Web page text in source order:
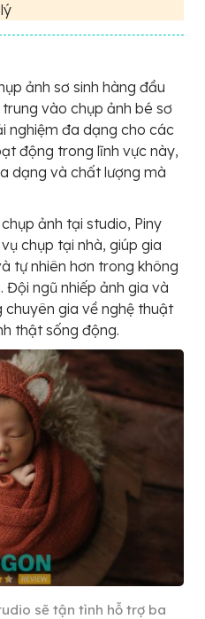
ảnh sơ sinh hàng đầu
vào chụp ảnh bé sơ
nghiệm đa dạng cho các
động trong lĩnh vực này,
dạng và chất lượng mà
ảnh tại studio, Piny
chụp tại nhà, giúp gia
tự nhiên hơn trong không
Đội ngũ nhiếp ảnh gia và
chuyên gia về nghệ thuật
thật sống động.
sẽ tận tình hỗ trợ ba